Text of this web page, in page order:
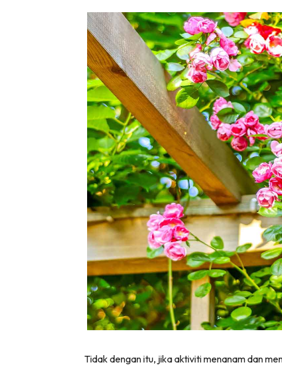
Tidak dengan itu, jika aktiviti menanam dan